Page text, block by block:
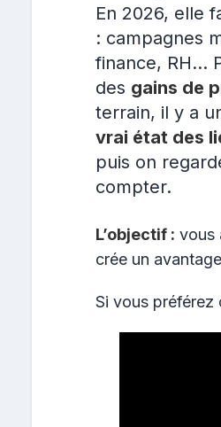
En 2026, elle
: campagnes
finance, RH…
des gains de
terrain, il y a
vrai état des
puis on
compter.
L’objectif : vous
crée un
Si vous préférez